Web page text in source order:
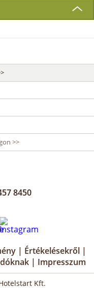
>>
8450
| Értékelésekről |
| Impresszum
Kft.